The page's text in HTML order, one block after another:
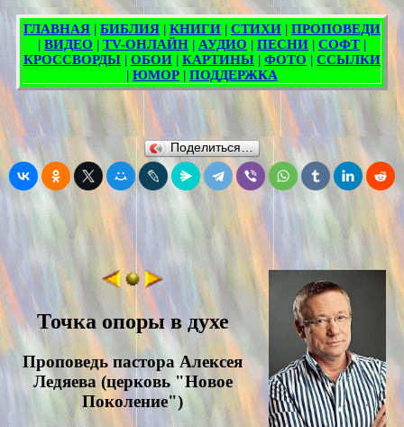
Поделиться…
Точка опоры в духе
Проповедь пасторa Алексея
Ледяевa (церковь "Новое
Поколение")